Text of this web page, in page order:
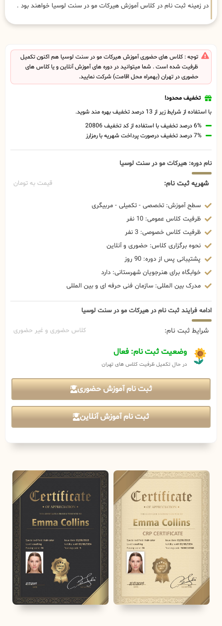
در زمینه ثبت نام در کلاس آموزش هیرکات مو در سنت لوسیا خواهند بود .
توجه : کلاس های حضوری آموزش هیرکات مو در سنت لوسیا هم اکنون تکمیل
ظرفیت شده است . شما میتوانید در دوره های آموزش آنلاین و یا کلاس های
حضوری در تهران (بهمراه محل اقامت) شرکت نمایید.
تخفیف محدود!
با استفاده از شرایط زیر از 13 درصد تخفیف بهره مند شوید.
6% درصد تخفیف با استفاده از کد تخفیف 20806
7% درصد تخفیف درصورت پرداخت شهریه با رمزارز
نام دوره: هیرکات مو در سنت لوسیا
شهریه ثبت نام: قیمت به تومان
سطح آموزش: تخصصی - تکمیلی - مربیگری
ظرفیت کلاس عمومی: 10 نفر
ظرفیت کلاس خصوصی: 3 نفر
نحوه برگزاری کلاس: حضوری و آنلاین
پشتیبانی پس از دوره: 90 روز
خوابگاه برای هنرجویان شهرستانی: دارد
مدرک بین المللی: سازمان فنی حرفه ای و بین المللی
ادامه فرایند ثبت نام در هیرکات مو در سنت لوسیا
شرایط ثبت نام: کلاس حضوری و غیر حضوری
وضعیت ثبت نام: فعال
در حال تکمیل ظرفیت کلاس های تهران
ثبت نام آموزش حضوری
ثبت نام آموزش آنلاین